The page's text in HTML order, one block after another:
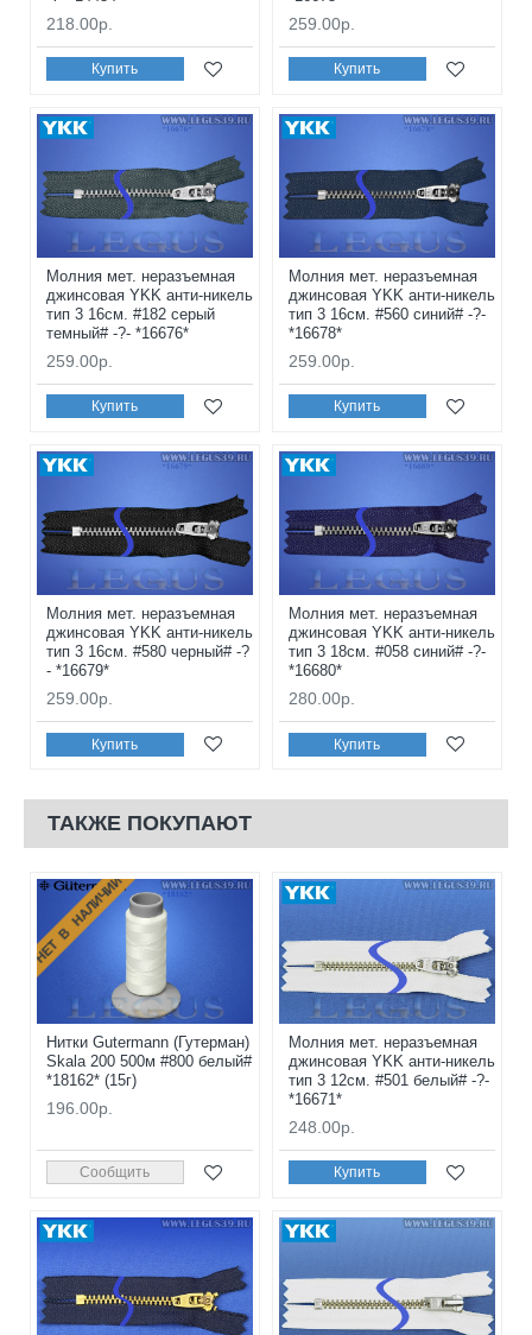
218.00р.
Купить
259.00р.
Купить
Молния мет. неразъемная
джинсовая YKK анти-никель
тип 3 16см. #182 серый
темный# -?- *16676*
259.00р.
Купить
Молния мет. неразъемная
джинсовая YKK анти-никель
тип 3 16см. #560 синий# -?-
*16678*
259.00р.
Купить
Молния мет. неразъемная
джинсовая YKK анти-никель
тип 3 16см. #580 черный# -?
- *16679*
259.00р.
Купить
Молния мет. неразъемная
джинсовая YKK анти-никель
тип 3 18см. #058 синий# -?-
*16680*
280.00р.
Купить
ТАКЖЕ ПОКУПАЮТ
НЕТ В НАЛИЧИИ
Нитки Gutermann (Гутерман)
Skala 200 500м #800 белый#
*18162* (15г)
196.00р.
Сообщить
Молния мет. неразъемная
джинсовая YKK анти-никель
тип 3 12см. #501 белый# -?-
*16671*
248.00р.
Купить